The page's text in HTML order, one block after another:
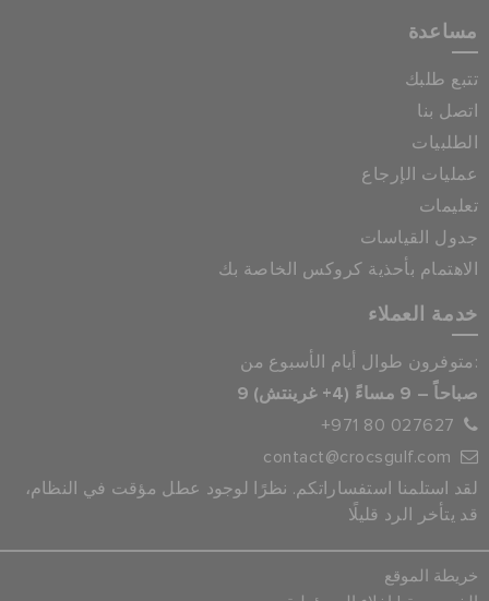
مساعدة
تتبع طلبك
اتصل بنا
الطلبيات
عمليات الإرجاع
تعليمات
جدول القياسات
الاهتمام بأحذية كروكس الخاصة بك
خدمة العملاء
متوفرون طوال أيام الأسبوع من:
9 صباحاً – 9 مساءً (4+ غرينتش)
+971 80 027627
contact@crocsgulf.com
لقد استلمنا استفساراتكم. نظرًا لوجود عطل مؤقت في النظام،
قد يتأخر الرد قليلًا
خريطة الموقع